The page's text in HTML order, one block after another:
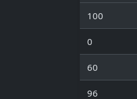
100
0
60
96